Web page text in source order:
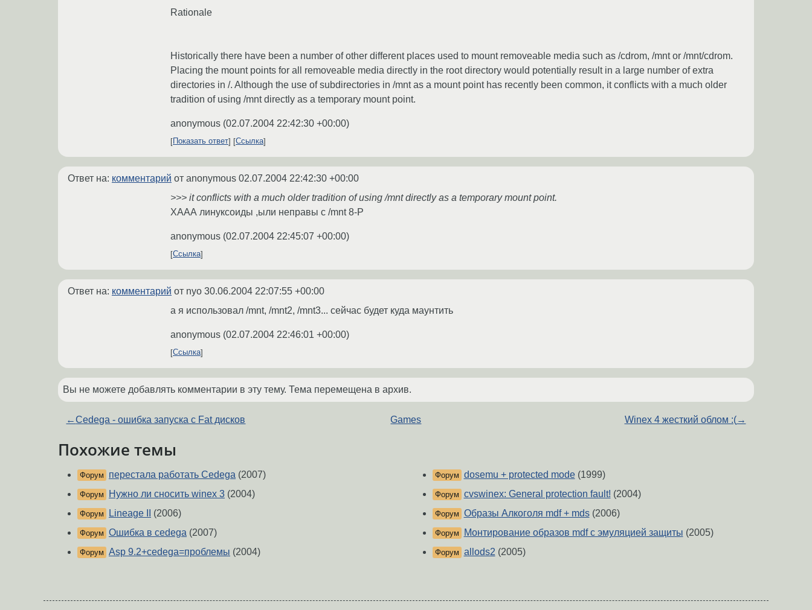
Rationale
Historically there have been a number of other different places used to mount removeable media such as /cdrom, /mnt or /mnt/cdrom.
Placing the mount points for all removeable media directly in the root directory would potentially result in a large number of extra
directories in /. Although the use of subdirectories in /mnt as a mount point has recently been common, it conflicts with a much older
tradition of using /mnt directly as a temporary mount point.
anonymous (02.07.2004 22:42:30 +00:00)
Показать ответ Ссылка
Ответ на: комментарий от anonymous 02.07.2004 22:42:30 +00:00
>>> it conflicts with a much older tradition of using /mnt directly as a temporary mount point.
ХААА линуксоиды ,ыли неправы с /mnt 8-P
anonymous (02.07.2004 22:45:07 +00:00)
Ссылка
Ответ на: комментарий от nyo 30.06.2004 22:07:55 +00:00
а я использовал /mnt, /mnt2, /mnt3... сейчас будет куда маунтить
anonymous (02.07.2004 22:46:01 +00:00)
Ссылка
Вы не можете добавлять комментарии в эту тему. Тема перемещена в архив.
←Cedega - ошибка запуска с Fat дисков Games Winex 4 жесткий облом :(→
Похожие темы
Форум перестала работать Cedega (2007)
Форум Нужно ли сносить winex 3 (2004)
Форум Lineage II (2006)
Форум Ошибка в cedega (2007)
Форум Asp 9.2+cedega=проблемы (2004)
Форум dosemu + protected mode(1999)
Форум cvswinex: General protection fault! (2004)
Форум Образы Алкоголя mdf + mds(2006)
Форум Монтирование образов mdf с эмуляцией защиты (2005)
Форум allods2 (2005)